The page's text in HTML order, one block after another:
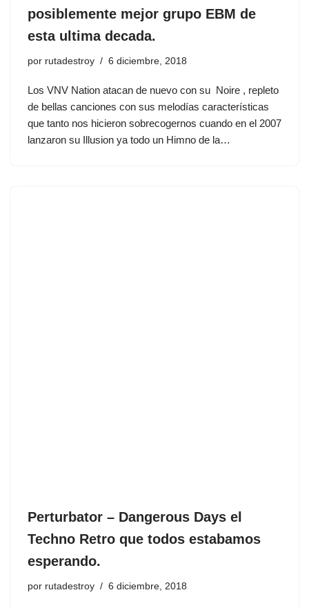
posiblemente mejor grupo EBM de
esta ultima decada.
por rutadestroy 6 diciembre, 2018
Los VNV Nation atacan de nuevo con su Noire , repleto
de bellas canciones con sus melodías características
que tanto nos hicieron sobrecogernos cuando en el 2007
lanzaron su Illusion ya todo un Himno de la…
Perturbator ‎– Dangerous Days el
Techno Retro que todos estabamos
esperando.
por rutadestroy 6 diciembre, 2018